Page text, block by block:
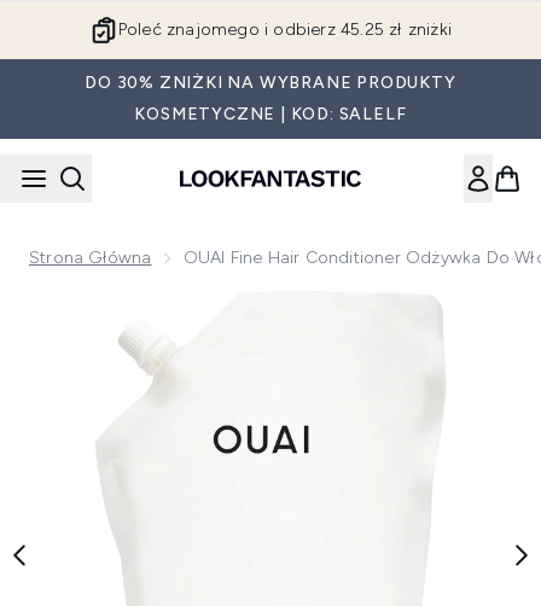
Poleć znajomego i odbierz 45.25 zł zniżki
DO 30% ZNIŻKI NA WYBRANE PRODUKTY
KOSMETYCZNE | KOD: SALELF
Strona Główna OUAI Fine Hair Conditioner Odżywka Do
Now showing image 1 OUAI Fine Hair Conditioner odżywka